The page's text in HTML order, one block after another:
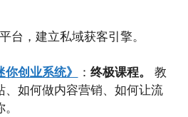
台，建立私域获客引擎。
你创业系统》
： 终极课程。
教
、如何做内容营销、如何让流